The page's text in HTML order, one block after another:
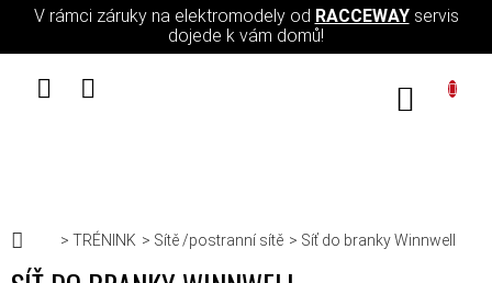
Přejít na obsah
V rámci záruky na elektromodely od RACCEWAYservis
dojede k vám domů!
Domů
TRÉNINK Sítě /postranní sítě Síť do branky Winnwell